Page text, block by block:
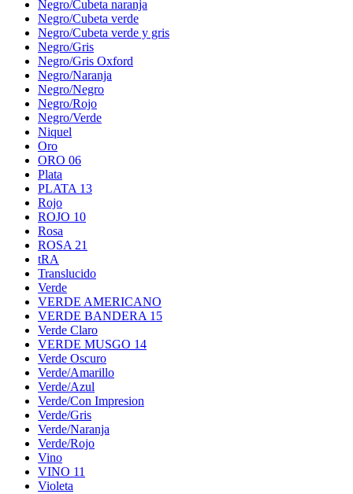
Negro/Cubeta naranja
Negro/Cubeta verde
Negro/Cubeta verde y gris
Negro/Gris
Negro/Gris Oxford
Negro/Naranja
Negro/Negro
Negro/Rojo
Negro/Verde
Niquel
Oro
ORO 06
Plata
PLATA 13
Rojo
ROJO 10
Rosa
ROSA 21
tRA
Translucido
Verde
VERDE AMERICANO
VERDE BANDERA 15
Verde Claro
VERDE MUSGO 14
Verde Oscuro
Verde/Amarillo
Verde/Azul
Verde/Con Impresion
Verde/Gris
Verde/Naranja
Verde/Rojo
Vino
VINO 11
Violeta